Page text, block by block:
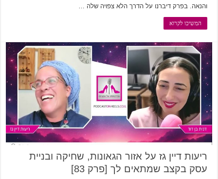
והנאה. בפרק דיברנו על הדרך הלא צפויה שלה …
המשיכו לקרוא
ריעות דיין גז על אזור הגאונות, שחיקה ובניית
עסק בקצב שמתאים לך [פרק 83]